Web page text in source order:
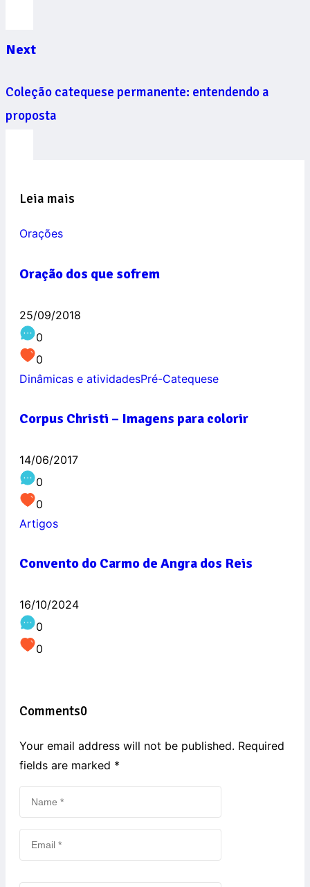
Next
Coleção catequese permanente: entendendo a
proposta
Leia mais
Orações
Oração dos que sofrem
25/09/2018
0
0
Dinâmicas e atividadesPré-Catequese
Corpus Christi – Imagens para colorir
14/06/2017
0
0
Artigos
Convento do Carmo de Angra dos Reis
16/10/2024
0
0
Comments0
Your email address will not be published. Required
fields are marked *